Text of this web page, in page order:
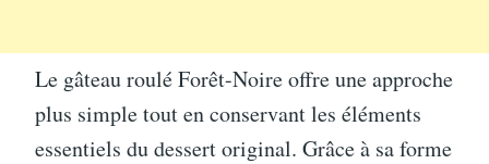
Le gâteau roulé Forêt-Noire offre une approche
plus simple tout en conservant les éléments
essentiels du dessert original. Grâce à sa forme